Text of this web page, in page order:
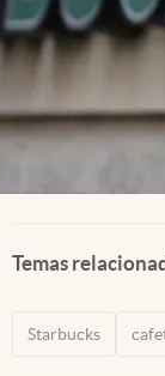
Temas
Starbucks